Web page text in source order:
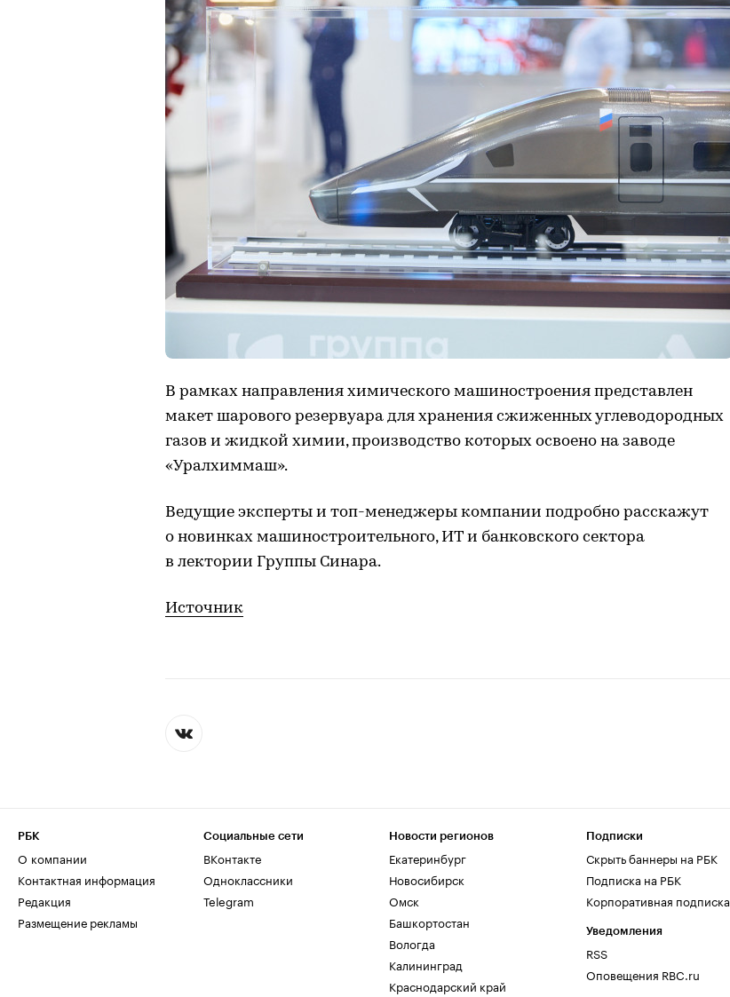
В рамках направления химического машиностроения представлен
макет шарового резервуара для хранения сжиженных углеводородных
газов и жидкой химии, производство которых освоено на заводе
«Уралхиммаш».
Ведущие эксперты и топ-менеджеры компании подробно расскажут
о новинках машиностроительного, ИТ и банковского сектора
в лектории Группы Синара.
Источник
РБК
О компании
Контактная информация
Редакция
Размещение рекламы
Социальные сети
ВКонтакте
Одноклассники
Telegram
Новости регионов
Екатеринбург
Новосибирск
Омск
Башкортостан
Вологда
Калининград
Краснодарский край
Подписки
Скрыть баннеры на РБК
Подписка на РБК
Корпоративная подписка
Уведомления
RSS
Оповещения RBC.ru